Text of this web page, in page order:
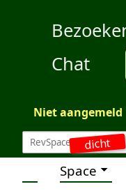
dicht
Chat
Niet aangemeld
Space